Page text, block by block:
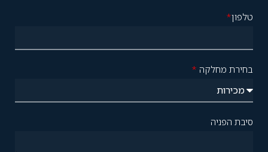
טלפון*
בחירת מחלקה *
סיבת הפניה